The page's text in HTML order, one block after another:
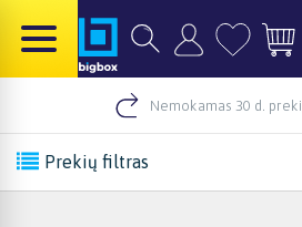
Nemokamas 30 d.
Prekių filtras